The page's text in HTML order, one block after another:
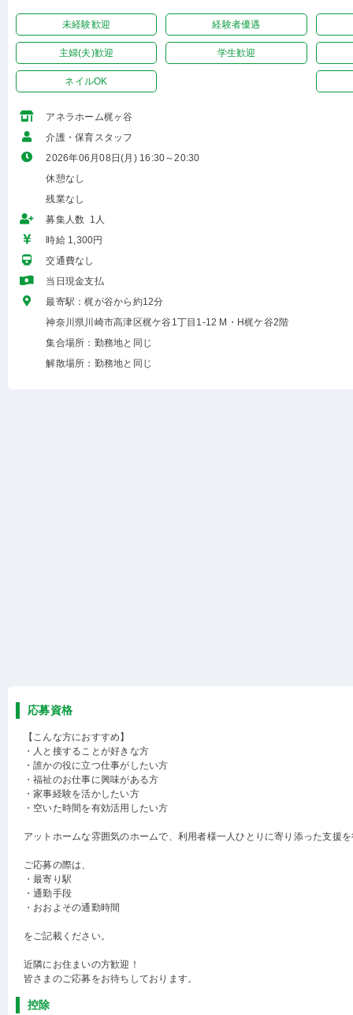
未経験歓迎 経験者優遇
主婦(夫)歓迎 学生歓迎
ネイルOK
アネラホーム梶ヶ谷
介護・保育スタッフ
2026年06月08日(月) 16:30～20:30
休憩なし
残業なし
募集人数 1人
時給 1,300円
交通費なし
当日現金支払
最寄駅：梶が谷から約12分
神奈川県川崎市高津区梶ケ谷1丁目1-12 M・H梶ケ谷2階
集合場所：勤務地と同じ
解散場所：勤務地と同じ
応募資格
【こんな方におすすめ】
・人と接することが好きな方
・誰かの役に立つ仕事がしたい方
・福祉のお仕事に興味がある方
・家事経験を活かしたい方
・空いた時間を有効活用したい方
アットホームな雰囲気のホームで、利用者様一人ひとりに寄り添った支援
ご応募の際は、
・最寄り駅
・通勤手段
・おおよその通勤時間
をご記載ください。
近隣にお住まいの方歓迎！
皆さまのご応募をお待ちしております。
控除